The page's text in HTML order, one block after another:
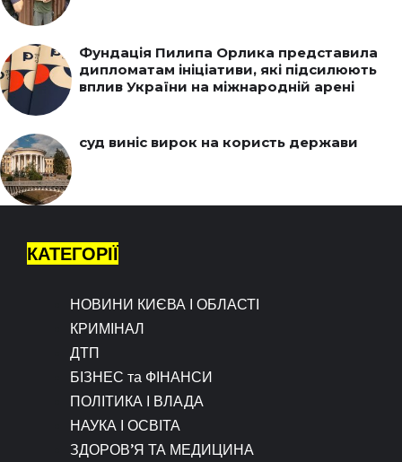
Фундація Пилипа Орлика представила
дипломатам ініціативи, які підсилюють
вплив України на міжнародній арені
суд виніс вирок на користь держави
КАТЕГОРІЇ
НОВИНИ КИЄВА І ОБЛАСТІ
КРИМІНАЛ
ДТП
БІЗНЕС та ФІНАНСИ
ПОЛІТИКА І ВЛАДА
НАУКА І ОСВІТА
ЗДОРОВ’Я ТА МЕДИЦИНА